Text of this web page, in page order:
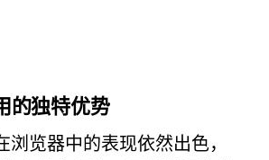
的独特优势
览器中的表现依然出色，